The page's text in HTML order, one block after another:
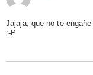
Jajaja, que no te
:-P